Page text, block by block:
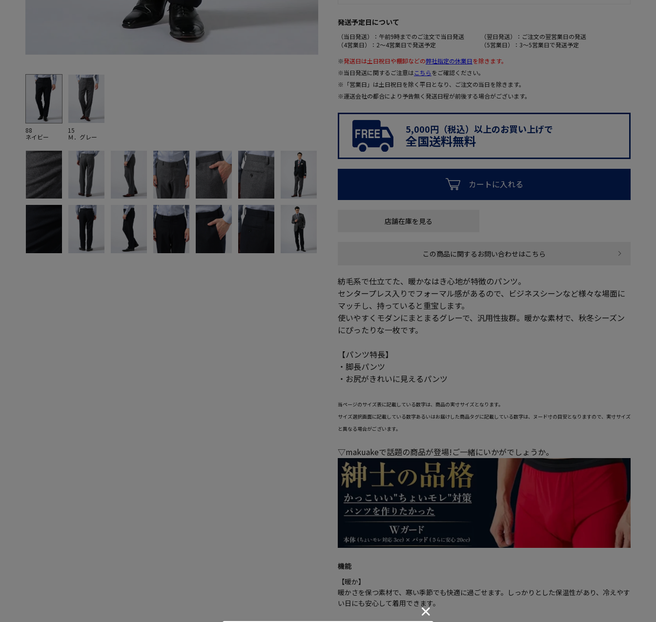
88
ネイビー
15
Ｍ．グレー
発送予定日について
（当日発送）：午前9時までのご注文で当日発送
（翌日発送）：ご注文の翌営業日の発送
（4営業日）：2～4営業日で発送予定
（5営業日）：3～5営業日で発送予定
※発送日は土日祝日や棚卸などの弊社指定の休業日を除きます。
※当日発送に関するご注意はこちらをご確認ください。
※「営業日」は土日祝日を除く平日となり、ご注文の当日を除きます。
※運送会社の都合により予告無く発送日程が前後する場合がございます。
5,000円（税込）以上のお買い上げで
全国送料無料
カートに入れる
店舗在庫を見る
この商品に関するお問い合わせはこちら
紡毛系で仕立てた、暖かなはき心地が特徴のパンツ。
センタープレス入りでフォーマル感があるので、ビジネスシーンなど様々な場面に
マッチし、持っていると重宝します。
使いやすくモダンにまとまるグレーで、汎用性抜群。暖かな素材で、秋冬シーズン
にぴったりな一枚です。
【パンツ特長】
・脚長パンツ
・お尻がきれいに見えるパンツ
当ページのサイズ表に記載している数字は、商品の実寸サイズとなります。
サイズ選択画面に記載している数字あるいはお届けした商品タグに記載している数字は、ヌード寸の目安となりますので、実寸サイズ
と異なる場合がございます。
▽makuakeで話題の商品が登場!ご一緒にいかがでしょうか。
機能
【暖か】
暖かさを保つ素材で、寒い季節でも快適に過ごせます。しっかりとした保温性があり、冷えやす
い日にも安心して着用できます。